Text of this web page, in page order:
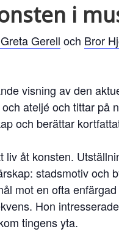
i
Gerell och Bror
visning av den
ateljé och tittar på
och berättar
åt konsten.
stadsmotiv och
mot en ofta
Hon
tingens yta.